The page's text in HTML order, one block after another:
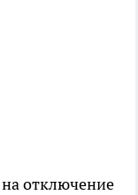
отключение